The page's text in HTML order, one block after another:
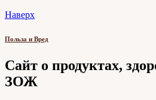
Наверх
Польза и Вред
Сайт о продуктах,
ЗОЖ